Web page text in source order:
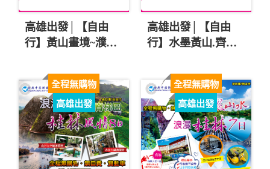
高雄出發│【自由
行】黃山畫境~濮院
$31900起
高雄出發│【自由
行】水墨黃山.齊雲
$31900起
全程無購物
高雄出發
全程無購物
高雄出發